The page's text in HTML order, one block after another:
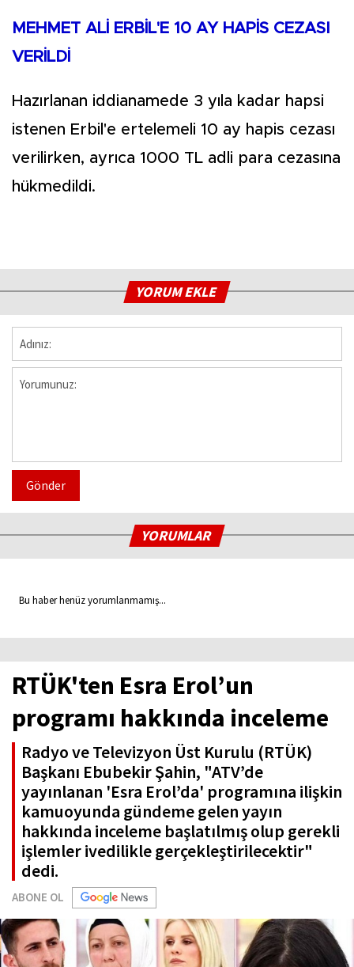
MEHMET ALİ ERBİL'E 10 AY HAPİS CEZASI
VERİLDİ
Hazırlanan iddianamede 3 yıla kadar hapsi
istenen Erbil'e ertelemeli 10 ay hapis cezası
verilirken, ayrıca 1000 TL adli para cezasına
hükmedildi.
YORUM EKLE
Gönder
YORUMLAR
Bu haber henüz yorumlanmamış...
RTÜK'ten Esra Erol’un
programı hakkında inceleme
Radyo ve Televizyon Üst Kurulu (RTÜK)
Başkanı Ebubekir Şahin, "ATV’de
yayınlanan 'Esra Erol’da' programına ilişkin
kamuoyunda gündeme gelen yayın
hakkında inceleme başlatılmış olup gerekli
işlemler ivedilikle gerçekleştirilecektir"
dedi.
ABONE OL